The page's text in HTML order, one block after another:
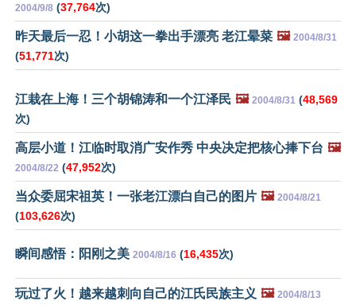
2004/9/8 (37,764次)
昨天最后一忍！小胡这一拳出手漂亮 老江晕菜 🖼️ 2004/8/31
(51,771次)
江栽在上海！三个胡锦涛和一个江泽民 🖼️ 2004/8/31 (48,569
次)
高层小道！江临时取消广安作秀 中央决定把核心捧下台 🖼️
2004/8/22 (47,952次)
当众委屈宋祖英！一张老江漂白自己的图片 🖼️ 2004/8/21
(103,626次)
瞬间感悟：阳刚之美 2004/8/16 (16,435次)
玩过了火！越来越刺向自己的江氏民族主义 🖼️ 2004/8/13